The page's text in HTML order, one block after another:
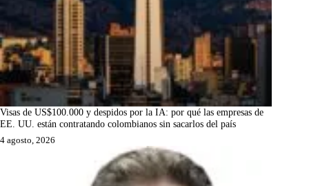
Visas de US$100.000 y despidos por la IA: por qué las empresas de
EE. UU. están contratando colombianos sin sacarlos del país
4 agosto, 2026